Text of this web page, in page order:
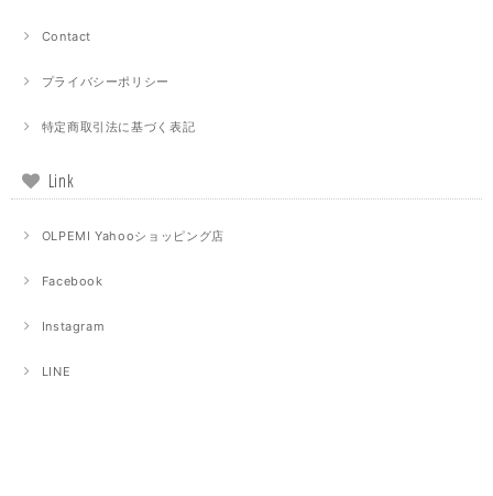
Contact
プライバシーポリシー
特定商取引法に基づく表記
Link
OLPEMI Yahooショッピング店
Facebook
Instagram
LINE